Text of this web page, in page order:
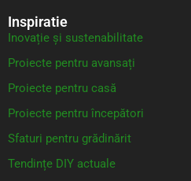
Inspiratie
Inovație și sustenabilitate
Proiecte pentru avansați
Proiecte pentru casă
Proiecte pentru începători
Sfaturi pentru grădinărit
Tendințe DIY actuale